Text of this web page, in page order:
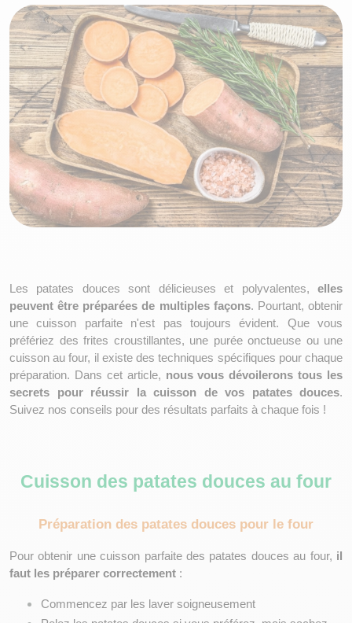
Les patates douces sont délicieuses et polyvalentes, elles
peuvent être préparées de multiples façons. Pourtant, obtenir
une cuisson parfaite n'est pas toujours évident. Que vous
préfériez des frites croustillantes, une purée onctueuse ou une
cuisson au four, il existe des techniques spécifiques pour chaque
préparation. Dans cet article, nous vous dévoilerons tous les
secrets pour réussir la cuisson de vos patates douces.
Suivez nos conseils pour des résultats parfaits à chaque fois !
Cuisson des patates douces au four
Préparation des patates douces pour le four
Pour obtenir une cuisson parfaite des patates douces au four, il
faut les préparer correctement :
Commencez par les laver soigneusement